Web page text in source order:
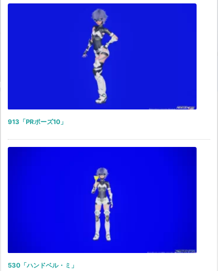
913「PRポーズ10」
530「ハンドベル・ミ」